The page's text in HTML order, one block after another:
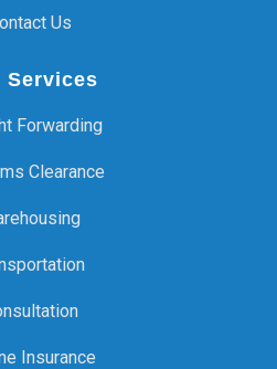
Us
Services
Forwarding
Clearance
Insurance